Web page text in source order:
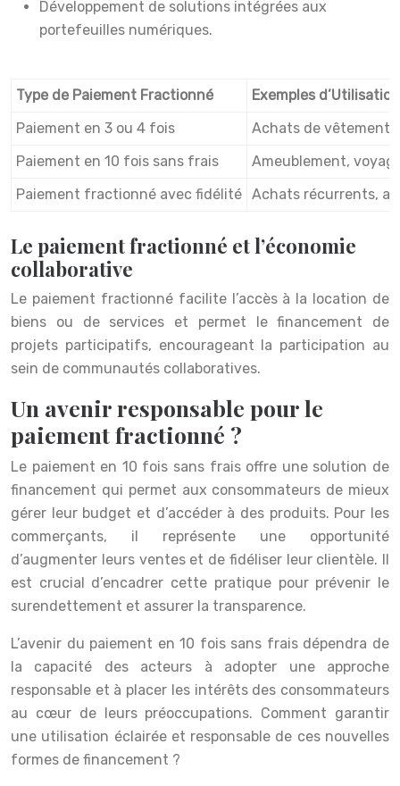
Développement de solutions intégrées aux
portefeuilles numériques.
Type de Paiement Fractionné
Exemples d’Utilisation
Paiement en 3 ou 4 fois
Achats de
Paiement en 10 fois sans frais
Ameublement,
Paiement fractionné avec fidélité Achats récurrents,
Le paiement fractionné et l’économie
collaborative
Le paiement fractionné facilite l’accès à la location de
biens ou de services et permet le financement de
projets participatifs, encourageant la participation au
sein de communautés collaboratives.
Un avenir responsable pour le
paiement fractionné ?
Le paiement en 10 fois sans frais offre une solution de
financement qui permet aux consommateurs de mieux
gérer leur budget et d’accéder à des produits. Pour les
commerçants, il représente une opportunité
d’augmenter leurs ventes et de fidéliser leur clientèle. Il
est crucial d’encadrer cette pratique pour prévenir le
surendettement et assurer la transparence.
L’avenir du paiement en 10 fois sans frais dépendra de
la capacité des acteurs à adopter une approche
responsable et à placer les intérêts des consommateurs
au cœur de leurs préoccupations. Comment garantir
une utilisation éclairée et responsable de ces nouvelles
formes de financement ?